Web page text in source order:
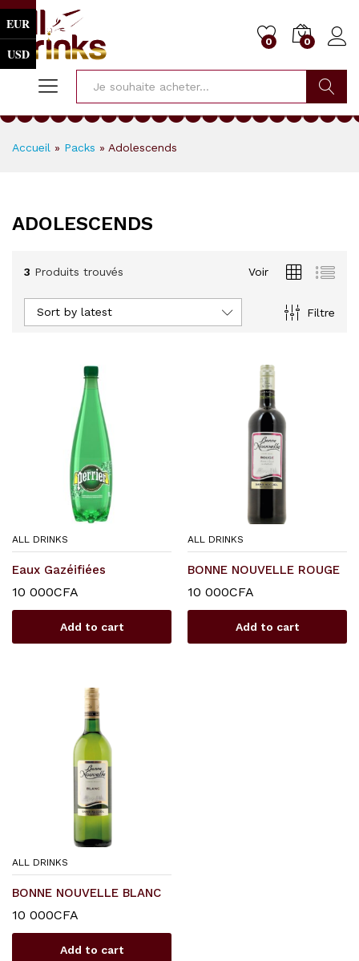
0 0
Chercher
Accueil » Packs » Adolescends
ADOLESCENDS
3 Produits trouvés Voir
Filtre
Sort by latest
ALL DRINKS
Eaux Gazéifiées
10 000CFA
Add to cart
ALL DRINKS
BONNE NOUVELLE ROUGE
10 000CFA
Add to cart
ALL DRINKS
BONNE NOUVELLE BLANC
10 000CFA
Add to cart
EUR
USD